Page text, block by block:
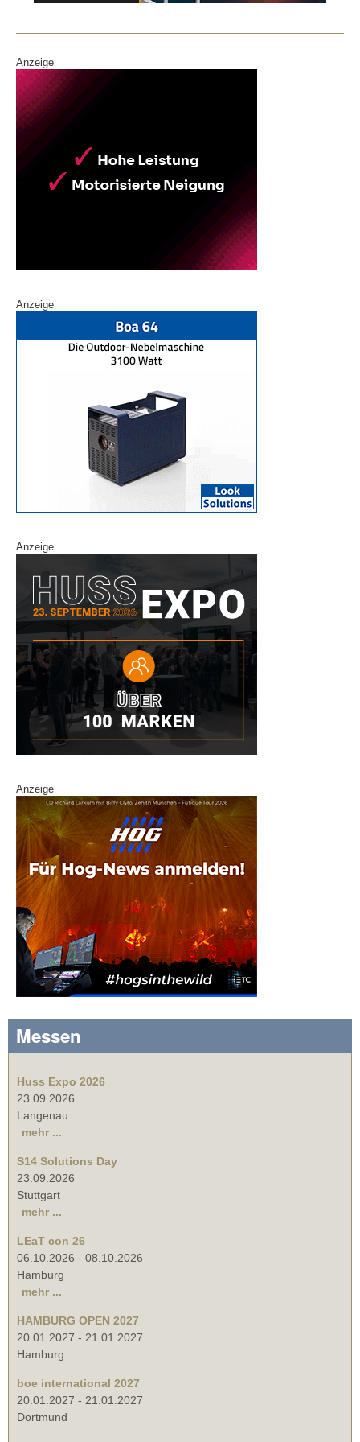
k
Anzeige
Anzeige
Anzeige
Anzeige
Messen
Huss Expo 2026
23.09.2026
Langenau
mehr ...
S14 Solutions Day
23.09.2026
Stuttgart
mehr ...
LEaT con 26
06.10.2026 - 08.10.2026
Hamburg
mehr ...
HAMBURG OPEN 2027
20.01.2027 - 21.01.2027
Hamburg
boe international 2027
20.01.2027 - 21.01.2027
Dortmund